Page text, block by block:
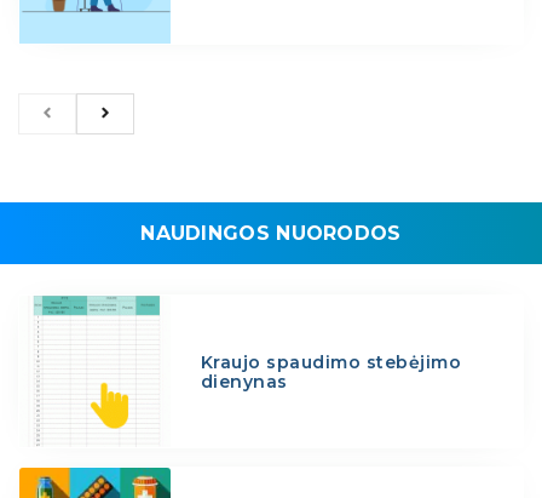
NAUDINGOS NUORODOS
Kraujo spaudimo stebėjimo
dienynas